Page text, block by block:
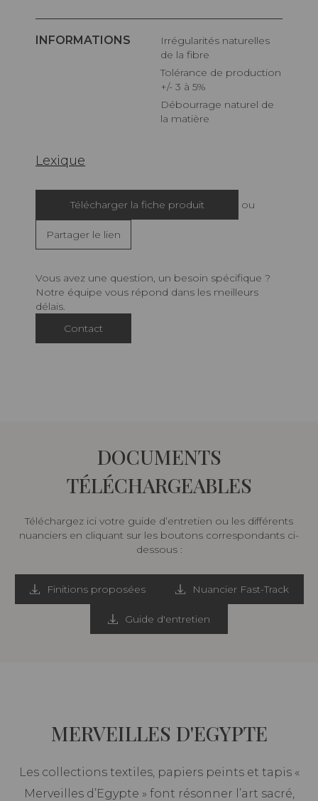
INFORMATIONS
Irrégularités naturelles
de la fibre
Tolérance de production
+/- 3 à 5%
Débourrage naturel de
la matière
Lexique
Télécharger la fiche produit ou
Partager le lien
Vous avez une question, un besoin spécifique ?
Notre équipe vous répond dans les meilleurs
délais.
Contact
DOCUMENTS
TÉLÉCHARGEABLES
Téléchargez ici votre guide d’entretien ou les différents
nuanciers en cliquant sur les boutons correspondants ci-
dessous :
Finitions proposées Nuancier Fast-Track
Guide d'entretien
MERVEILLES D'EGYPTE
Les collections textiles, papiers peints et tapis «
Merveilles d’Egypte » font résonner l’art sacré,